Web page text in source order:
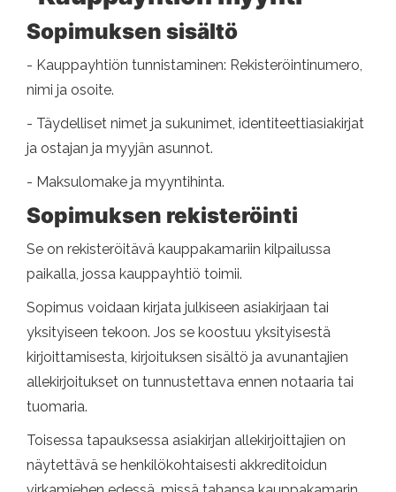
Sopimuksen sisältö
- Kauppayhtiön tunnistaminen: Rekisteröintinumero,
nimi ja osoite.
- Täydelliset nimet ja sukunimet, identiteettiasiakirjat
ja ostajan ja myyjän asunnot.
- Maksulomake ja myyntihinta.
Sopimuksen rekisteröinti
Se on rekisteröitävä kauppakamariin kilpailussa
paikalla, jossa kauppayhtiö toimii.
Sopimus voidaan kirjata julkiseen asiakirjaan tai
yksityiseen tekoon. Jos se koostuu yksityisestä
kirjoittamisesta, kirjoituksen sisältö ja avunantajien
allekirjoitukset on tunnustettava ennen notaaria tai
tuomaria.
Toisessa tapauksessa asiakirjan allekirjoittajien on
näytettävä se henkilökohtaisesti akkreditoidun